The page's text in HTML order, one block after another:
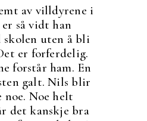
av villdyrene i
så vidt han
uten å bli
er forferdelig.
forstår ham. En
galt. Nils blir
Noe helt
det kanskje bra